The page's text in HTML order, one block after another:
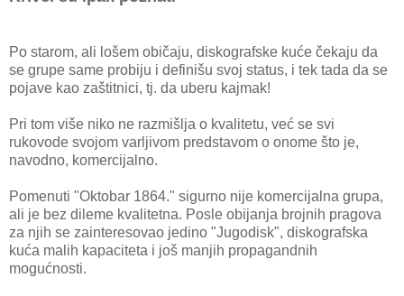
Po starom, ali lošem običaju, diskografske kuće čekaju da
se grupe same probiju i definišu svoj status, i tek tada da se
pojave kao zaštitnici, tj. da uberu kajmak!
Pri tom više niko ne razmišlja o kvalitetu, već se svi
rukovode svojom varljivom predstavom o onome što je,
navodno, komercijalno.
Pomenuti "Oktobar 1864." sigurno nije komercijalna grupa,
ali je bez dileme kvalitetna. Posle obijanja brojnih pragova
za njih se zainteresovao jedino "Jugodisk", diskografska
kuća malih kapaciteta i još manjih propagandnih
mogućnosti.